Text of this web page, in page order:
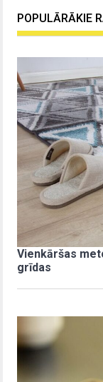
POPULĀRĀKIE
Vienkāršas
grīdas